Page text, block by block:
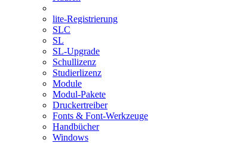
lite-Registrierung
SLC
SL
SL-Upgrade
Schullizenz
Studierlizenz
Module
Modul-Pakete
Druckertreiber
Fonts & Font-Werkzeuge
Handbücher
Windows